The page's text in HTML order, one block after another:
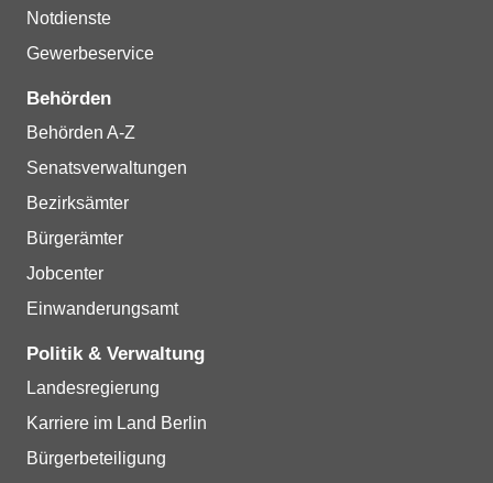
Notdienste
Gewerbeservice
Behörden
Behörden A-Z
Senatsverwaltungen
Bezirksämter
Bürgerämter
Jobcenter
Einwanderungsamt
Politik & Verwaltung
Landesregierung
Karriere im Land Berlin
Bürgerbeteiligung